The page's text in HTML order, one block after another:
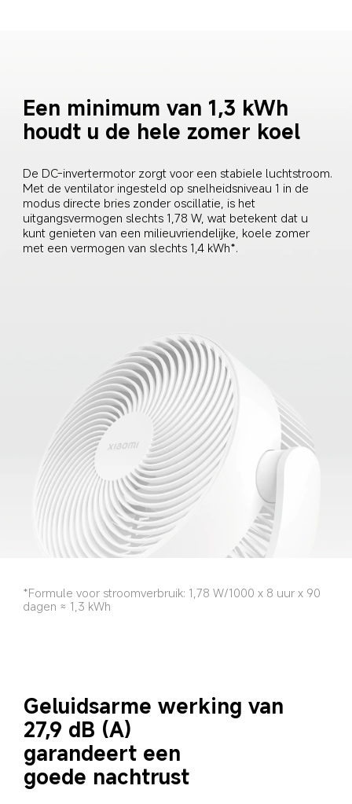
Een minimum van 1,3 kWh
houdt u de hele zomer koel
De DC-invertermotor zorgt voor een stabiele luchtstroom.
Met de ventilator ingesteld op snelheidsniveau 1 in de
modus directe bries zonder oscillatie, is het
uitgangsvermogen slechts 1,78 W, wat betekent dat u
kunt genieten van een milieuvriendelijke, koele zomer
met een vermogen van slechts 1,4 kWh*.
*Formule voor stroomverbruik: 1,78 W/1000 x 8 uur x 90
dagen ≈ 1,3 kWh
Geluidsarme werking van
27,9 dB (A)
garandeert een
goede nachtrust